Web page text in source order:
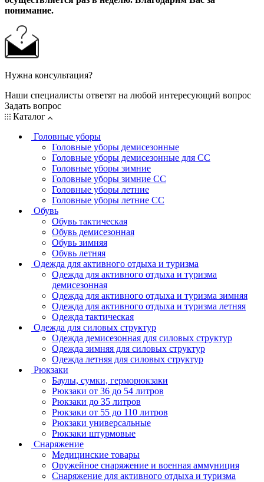
понимание.
Нужна консультация?
Наши специалисты ответят на любой интересующий вопрос
Задать вопрос
Каталог
Головные уборы
Головные уборы демисезонные
Головные уборы демисезонные для СС
Головные уборы зимние
Головные уборы зимние СС
Головные уборы летние
Головные уборы летние СС
Обувь
Обувь тактическая
Обувь демисезонная
Обувь зимняя
Обувь летняя
Одежда для активного отдыха и туризма
Одежда для активного отдыха и туризма
демисезонная
Одежда для активного отдыха и туризма зимняя
Одежда для активного отдыха и туризма летняя
Одежда тактическая
Одежда для силовых структур
Одежда демисезонная для силовых структур
Одежда зимняя для силовых структур
Одежда летняя для силовых структур
Рюкзаки
Баулы, сумки, герморюкзаки
Рюкзаки от 36 до 54 литров
Рюкзаки до 35 литров
Рюкзаки от 55 до 110 литров
Рюкзаки универсальные
Рюкзаки штурмовые
Снаряжение
Медицинские товары
Оружейное снаряжение и военная аммуниция
Снаряжение для активного отдыха и туризма